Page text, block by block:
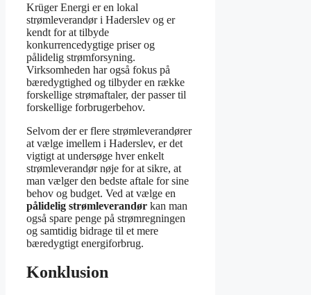
Krüger Energi er en lokal
strømleverandør i Haderslev og er
kendt for at tilbyde
konkurrencedygtige priser og
pålidelig strømforsyning.
Virksomheden har også fokus på
bæredygtighed og tilbyder en række
forskellige strømaftaler, der passer til
forskellige forbrugerbehov.
Selvom der er flere strømleverandører
at vælge imellem i Haderslev, er det
vigtigt at undersøge hver enkelt
strømleverandør nøje for at sikre, at
man vælger den bedste aftale for sine
behov og budget. Ved at vælge en
pålidelig strømleverandør kan man
også spare penge på strømregningen
og samtidig bidrage til et mere
bæredygtigt energiforbrug.
Konklusion